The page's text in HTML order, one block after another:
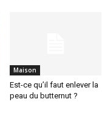
Maison
Est-ce qu’il faut enlever la
peau du butternut ?